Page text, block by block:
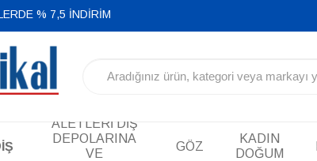
% 7,5 İNDİRİM
ALETLERİ DİŞ
DEPOLARINA
VE
GÖZ
KADIN
DOĞUM